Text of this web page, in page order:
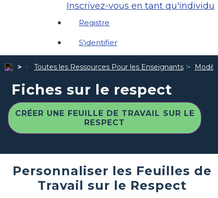
Inscrivez-vous en tant qu'individu
Registre
S'identifier
Toutes les Ressources Pour les Enseignants
Fiches sur le respect
CRÉER UNE FEUILLE DE TRAVAIL SUR LE
RESPECT
Personnaliser les Feuilles de
Travail sur le Respect